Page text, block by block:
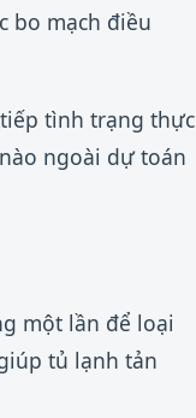
bo mạch điều
tình trạng thực
ngoài dự toán
một lần để loại
tủ lạnh tản